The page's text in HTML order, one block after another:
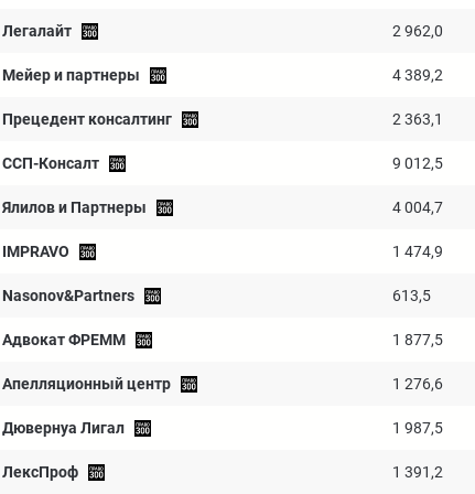
Легалайт 2 962,0
Мейер и партнеры 4 389,2
Прецедент консалтинг 2 363,1
ССП-Консалт 9 012,5
Ялилов и Партнеры 4 004,7
IMPRAVO 1 474,9
Nasonov&Partners 613,5
Адвокат ФРЕММ 1 877,5
Апелляционный центр 1 276,6
Дювернуа Лигал 1 987,5
ЛексПроф 1 391,2